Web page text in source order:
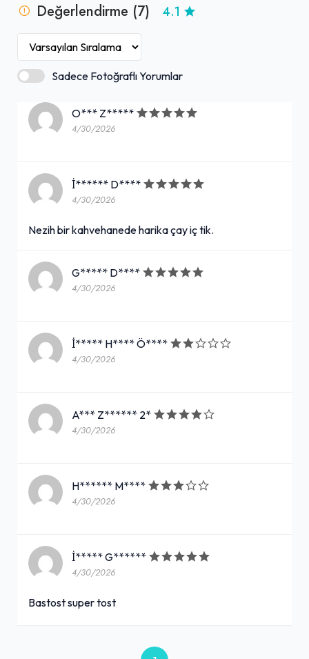
Değerlendirme (7) 4.1
Sadece Fotoğraflı Yorumlar
O*** Z*****
4/30/2026
İ****** D****
4/30/2026
Nezih bir kahvehanede harika çay iç tik.
G***** D****
4/30/2026
İ***** H**** Ö****
4/30/2026
A*** Z****** 2*
4/30/2026
H****** M****
4/30/2026
İ***** G******
4/30/2026
Bastost super tost